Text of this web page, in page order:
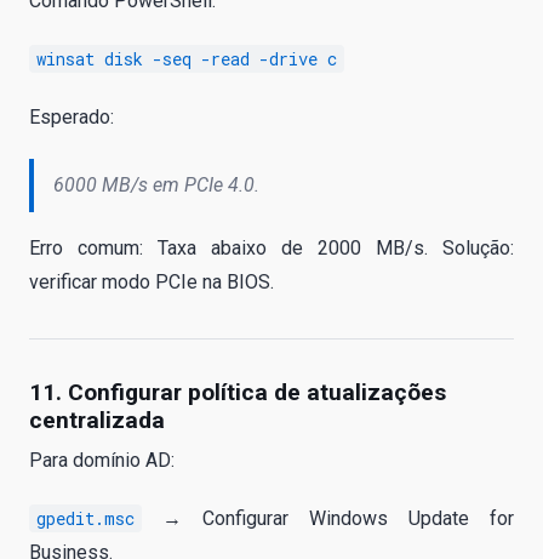
winsat disk -seq -read -drive c
Esperado:
6000 MB/s em PCIe 4.0.
Erro comum: Taxa abaixo de 2000 MB/s. Solução:
verificar modo PCIe na BIOS.
11. Configurar política de atualizações
centralizada
Para domínio AD:
gpedit.msc
→ Configurar Windows Update for
Business.